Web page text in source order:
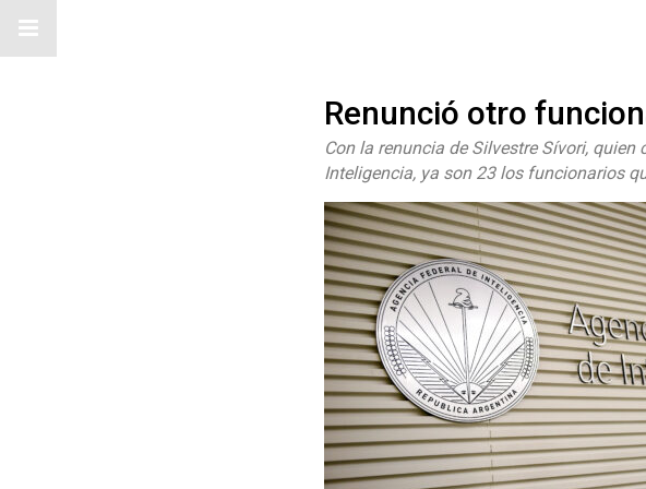
Renunció otro
Con la renuncia de Silvestre Sívori,
Inteligencia, ya son 23 los funcionarios